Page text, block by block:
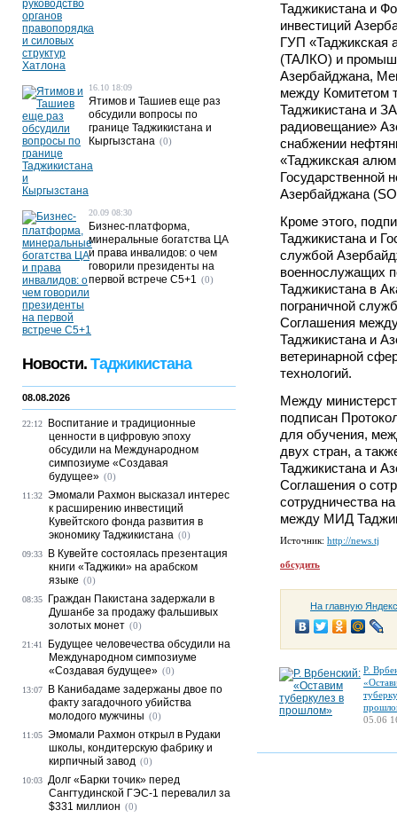
Таджикистана и
инвестиций
ГУП «Таджикская
(ТАЛКО) и
Азербайджана,
между Комитетом
Таджикистана и
радиовещание»
снабжении
«Таджикская
Государственной
Азербайджана
Кроме этого,
Таджикистана и
службой
военнослужащих
Таджикистана в
пограничной
Соглашения
Таджикистана и
ветеринарной
технологий.
Между
подписан
для обучения,
двух стран, а
Таджикистана и
Соглашения о
сотрудничества
между МИД
Источник: http://news.tj
обсудить
На главную
Р.
05.06
16.10 18:09
Ятимов и Ташиев еще раз
обсудили вопросы по
границе Таджикистана и
Кыргызстана (0)
20.09 08:30
Бизнес-платформа,
минеральные богатства ЦА
и права инвалидов: о чем
говорили президенты на
первой встрече C5+1 (0)
Новости. Таджикистана
08.08.2026
22:12
Воспитание и традиционные
ценности в цифровую эпоху
обсудили на Международном
симпозиуме «Создавая
будущее» (0)
11:32 Эмомали Рахмон высказал интерес
к расширению инвестиций
Кувейтского фонда развития в
экономику Таджикистана (0)
09:33
В Кувейте состоялась презентация
книги «Таджики» на арабском
языке (0)
08:35
Граждан Пакистана задержали в
Душанбе за продажу фальшивых
золотых монет (0)
21:41
Будущее человечества обсудили на
Международном симпозиуме
«Создавая будущее» (0)
13:07
В Канибадаме задержаны двое по
факту загадочного убийства
молодого мужчины (0)
11:05 Эмомали Рахмон открыл в Рудаки
школы, кондитерскую фабрику и
кирпичный завод (0)
10:03 Долг «Барки точик» перед
Сангтудинской ГЭС-1 перевалил за
$331 миллион (0)